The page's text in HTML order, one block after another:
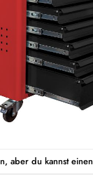
aber du kannst einen